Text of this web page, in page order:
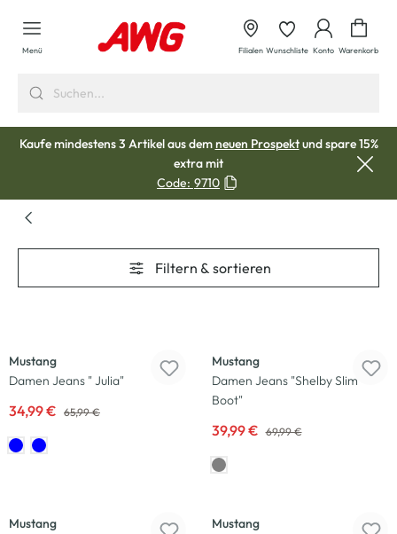
springen
Menü Filialen Wunschliste Konto Warenkorb
Kaufe mindestens 3 Artikel aus demneuen Prospektund spare 15%
extra mit
Code: 9710
Filtern & sortieren
Mustang
Damen Jeans " Julia"
34,99 € 65,99 €
Mustang
Damen Jeans "Shelby Slim
Boot"
39,99 € 69,99 €
Mustang
Mustang